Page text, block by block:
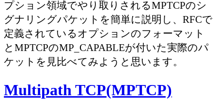
プション領域でやり取りされるMPTCPのシ
グナリングパケットを簡単に説明し、RFCで
定義されているオプションのフォーマット
とMPTCPのMP_CAPABLEが付いた実際のパ
ケットを見比べてみようと思います。
Multipath TCP(MPTCP)